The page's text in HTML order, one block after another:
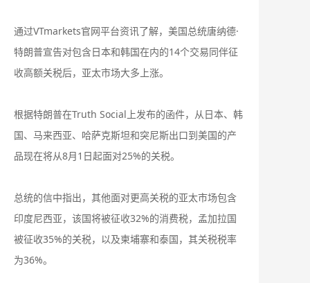
通过VTmarkets官网平台资讯了解，美国总统唐纳德·
特朗普宣告对包含日本和韩国在内的14个交易同伴征
收高额关税后，亚太市场大多上涨。
根据特朗普在Truth Social上发布的函件，从日本、韩
国、马来西亚、哈萨克斯坦和突尼斯出口到美国的产
品现在将从8月1日起面对25%的关税。
总统的信中指出，其他面对更高关税的亚太市场包含
印度尼西亚，该国将被征收32%的消费税，孟加拉国
被征收35%的关税，以及柬埔寨和泰国，其关税税率
为36%。